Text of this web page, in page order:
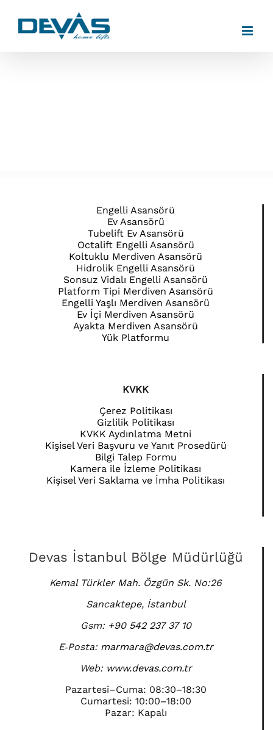
content
Engelli Asansörü
Ev Asansörü
Tubelift Ev Asansörü
Octalift Engelli Asansörü
Koltuklu Merdiven Asansörü
Hidrolik Engelli Asansörü
Sonsuz Vidalı Engelli Asansörü
Platform Tipi Merdiven Asansörü
Engelli Yaşlı Merdiven Asansörü
Ev İçi Merdiven Asansörü
Ayakta Merdiven Asansörü
Yük Platformu
KVKK
Çerez Politikası
Gizlilik Politikası
KVKK Aydınlatma Metni
Kişisel Veri Başvuru ve Yanıt Prosedürü
Bilgi Talep Formu
Kamera ile İzleme Politikası
Kişisel Veri Saklama ve İmha Politikası
Devas İstanbul Bölge Müdürlüğü
Kemal Türkler Mah. Özgün Sk. No:26
Sancaktepe, İstanbul
Gsm: +90 542 237 37 10
E‑Posta: marmara@devas.com.tr
Web: www.devas.com.tr
Pazartesi–Cuma: 08:30–18:30
Cumartesi: 10:00–18:00
Pazar: Kapalı